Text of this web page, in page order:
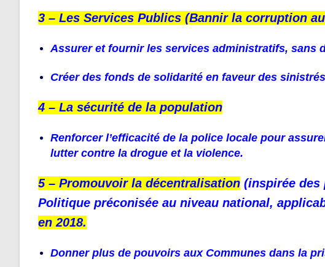
3 – Les Services Publics (Bannir la corruption
Assurer et fournir les services administratifs, sans
Créer des fonds de solidarité en faveur des
4 – La sécurité de la population
Renforcer l’efficacité de la police locale pour
lutter contre la drogue et la violence.
5 – Promouvoir la décentralisation (inspirée des
Politique préconisée au niveau national,
en 2018.
Donner plus de pouvoirs aux Communes dans la